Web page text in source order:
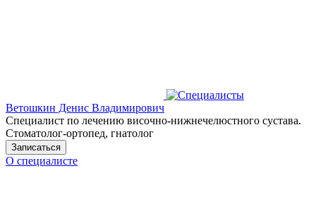
Ветошкин Денис Владимирович
Специалист по лечению височно-нижнечелюстного сустава.
Стоматолог-ортопед, гнатолог
Записаться
О специалисте